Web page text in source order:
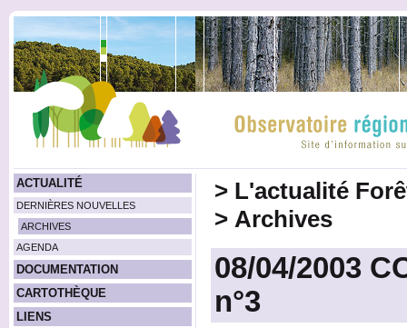
ACTUALITÉ
DERNIÈRES NOUVELLES
ARCHIVES
AGENDA
DOCUMENTATION
CARTOTHÈQUE
LIENS
> L'actualité
> Archives
08/04/2003
n°3